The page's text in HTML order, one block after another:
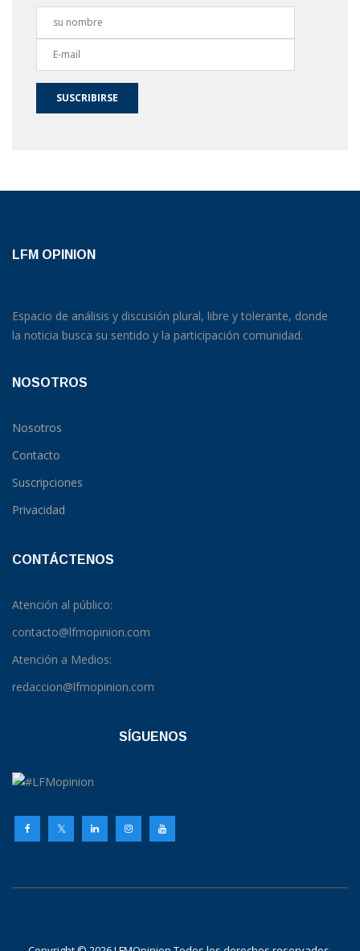
SUSCRIBIRSE
LFM OPINION
Espacio de análisis y discusión plural, libre y tolerante, donde
la noticia busca su sentido y la participación comunidad.
NOSOTROS
Nosotros
Contacto
Suscripciones
Privacidad
CONTÁCTENOS
Atención al público:
contacto@lfmopinion.com
Atención a Medios:
redaccion@lfmopinion.com
SÍGUENOS